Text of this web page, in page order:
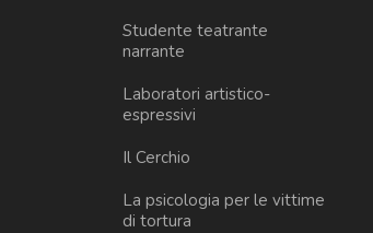
Studente teatrante
narrante
Laboratori artistico-
espressivi
Il Cerchio
La psicologia per le vittime
di tortura